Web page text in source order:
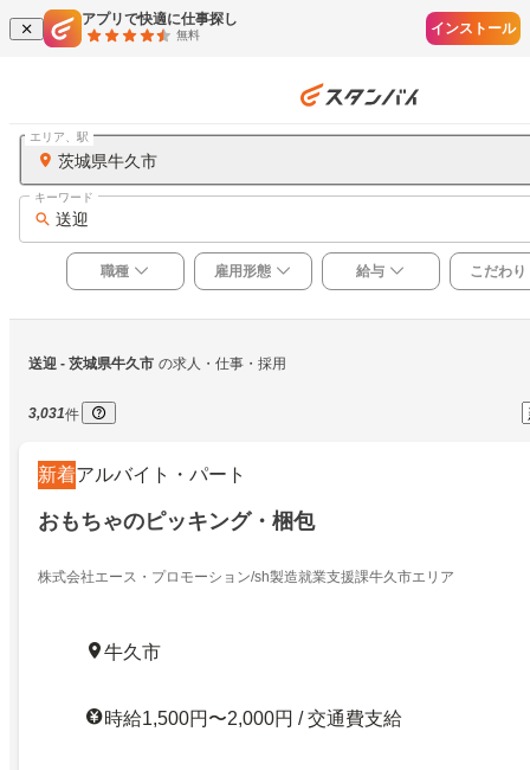
アプリで快適に仕事探し
無料 インストール
茨城県牛久市
エリア、駅
送迎
キーワード
職種 雇用形態 給与 こだわり
送迎 - 茨城県牛久市 の求人・仕事・採用
3,031件
新着アルバイト・パート
おもちゃのピッキング・梱包
株式会社エース・プロモーション/sh製造就業支援課牛久市エリア
牛久市
時給1,500円〜2,000円 / 交通費支給